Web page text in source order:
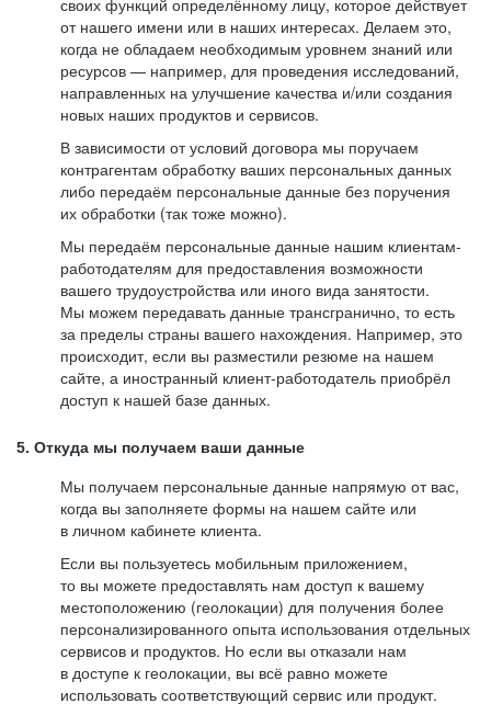
своих функций определённому лицу, которое действует
от нашего имени или в наших интересах. Делаем это,
когда не обладаем необходимым уровнем знаний или
ресурсов — например, для проведения исследований,
направленных на улучшение качества и/или создания
новых наших продуктов и сервисов.
В зависимости от условий договора мы поручаем
контрагентам обработку ваших персональных данных
либо передаём персональные данные без поручения
их обработки (так тоже можно).
Мы передаём персональные данные нашим клиентам-
работодателям для предоставления возможности
вашего трудоустройства или иного вида занятости.
Мы можем передавать данные трансгранично, то есть
за пределы страны вашего нахождения. Например, это
происходит, если вы разместили резюме на нашем
сайте, а иностранный клиент-работодатель приобрёл
доступ к нашей базе данных.
5. Откуда мы получаем ваши данные
Мы получаем персональные данные напрямую от вас,
когда вы заполняете формы на нашем сайте или
в личном кабинете клиента.
Если вы пользуетесь мобильным приложением,
то вы можете предоставлять нам доступ к вашему
местоположению (геолокации) для получения более
персонализированного опыта использования отдельных
сервисов и продуктов. Но если вы отказали нам
в доступе к геолокации, вы всё равно можете
использовать соответствующий сервис или продукт.